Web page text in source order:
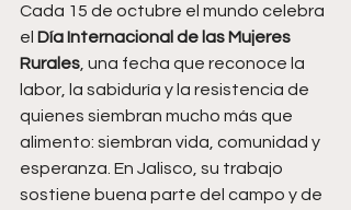
Cada 15 de octubre el mundo celebra
el Día Internacional de las Mujeres
Rurales , una fecha que reconoce la
labor, la sabiduría y la resistencia de
quienes siembran mucho más que
alimento: siembran vida, comunidad y
esperanza. En Jalisco, su trabajo
sostiene buena parte del campo y de